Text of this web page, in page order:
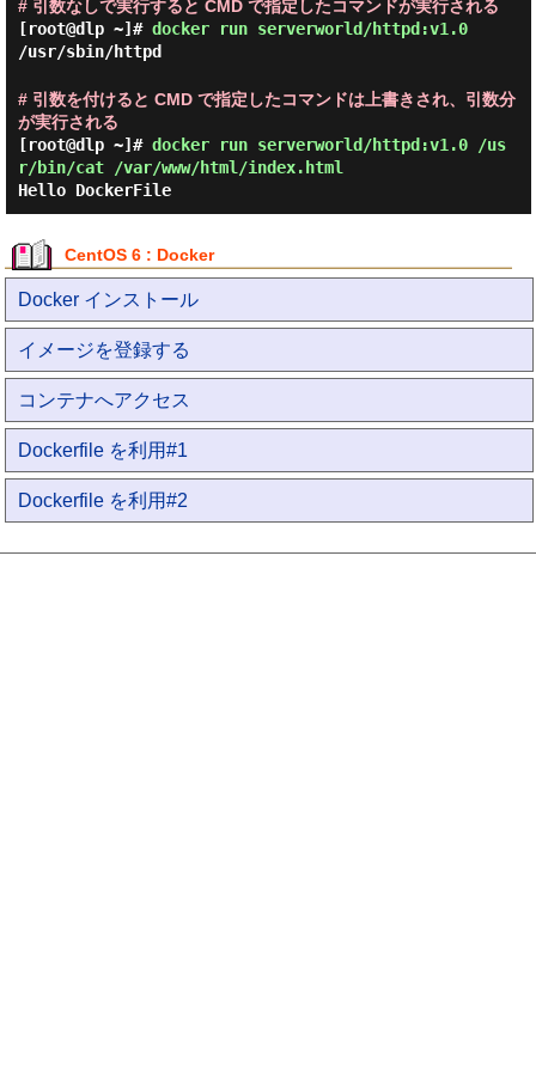
# 引数なしで実行すると CMD で指定したコマンドが実行される
[root@dlp ~]# docker run serverworld/httpd:v1.0
/usr/sbin/httpd
# 引数を付けると CMD で指定したコマンドは上書きされ、引数分
が実行される
[root@dlp ~]# docker run serverworld/httpd:v1.0 /us
r/bin/cat /var/www/html/index.html
Hello DockerFile
CentOS 6 : Docker
Docker インストール
イメージを登録する
コンテナへアクセス
Dockerfile を利用#1
Dockerfile を利用#2